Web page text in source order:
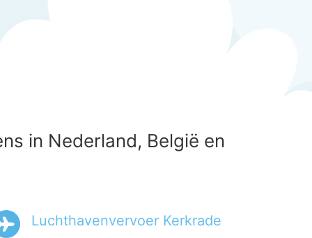
in Nederland, België en
Luchthavenvervoer Kerkrade